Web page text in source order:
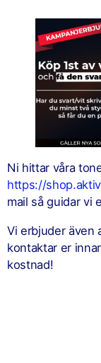
Ni hittar våra
https://
mail så guidar vi
Vi erbjuder även
kontaktar er
kostnad!